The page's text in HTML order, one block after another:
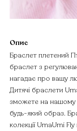
Опис
Браслет плетений
браслет з
нагадає про вашу
Дитячі браслети
зможете на нашому
будь-який образ.
колекції UmaUmi